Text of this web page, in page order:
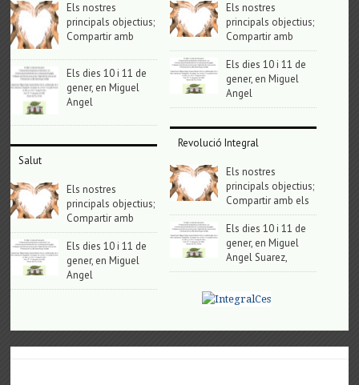
Els nostres
principals objectius;
Compartir amb
Els dies 10 i 11 de
gener, en Miguel
Angel
Salut
Els nostres
principals objectius;
Compartir amb
Els dies 10 i 11 de
gener, en Miguel
Angel
Els nostres
principals objectius;
Compartir amb
Els dies 10 i 11 de
gener, en Miguel
Angel
Revolució Integral
Els nostres
principals objectius;
Compartir amb els
Els dies 10 i 11 de
gener, en Miguel
Angel Suarez,